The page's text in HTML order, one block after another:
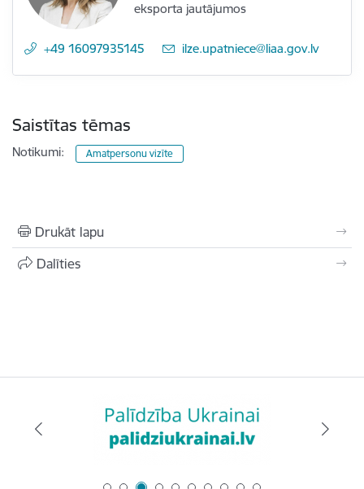
eksporta jautājumos
+49 16097935145 E-pasts:
ilze.upatniece@liaa.gov.lv
Saistītas tēmas
Notikumi: Amatpersonu vizīte
Drukāt lapu
Dalīties